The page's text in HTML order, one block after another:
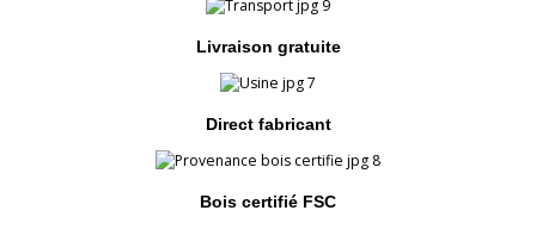
Livraison gratuite
Direct fabricant
Bois certifié FSC